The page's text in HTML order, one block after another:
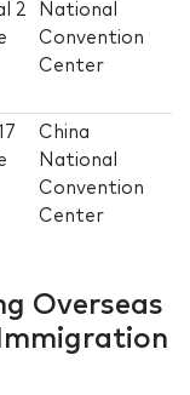
2
National
Convention
Center
China
National
Convention
Center
Overseas